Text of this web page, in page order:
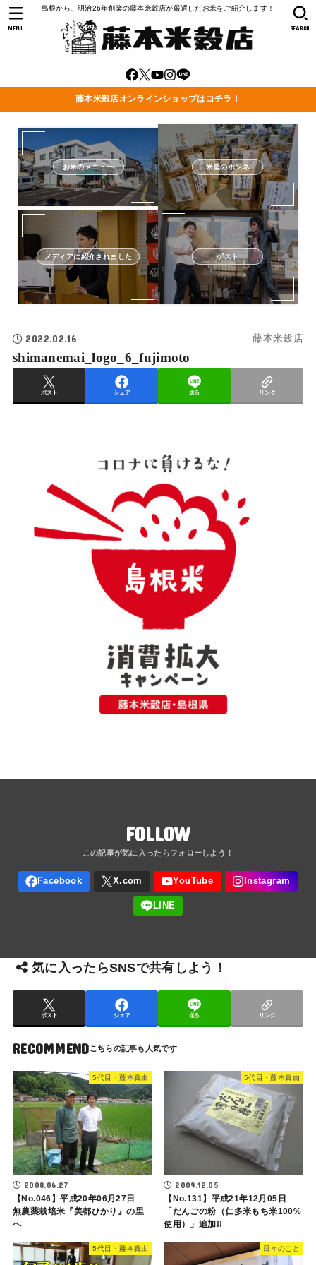
島根から、明治26年創業の藤本米穀店が厳選したお米をご紹介します！
SEARCH
MENU
藤本米穀店オンラインショップはコチラ！
お米のメニュー 米屋のホンネ
メディアに紹介されました ゲスト
2022.02.16 藤本米穀店
shimanemai_logo_6_fujimoto
ポスト シェア 送る リンク
FOLLOW
気に入ったらSNSで共有しよう！
ポスト シェア 送る リンク
RECOMMEND
5代目・藤本真由
2008.06.27
【No.046】平成20年06月27日
無農薬栽培米『美都ひかり』の里
へ
5代目・藤本真由
2009.12.05
【No.131】平成21年12月05日
「だんごの粉（仁多米もち米100%
使用）」追加!!
5代目・藤本真由 日々のこと